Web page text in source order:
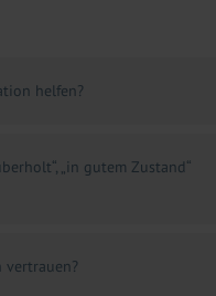
helfen?
„in gutem Zustand“
vertrauen?